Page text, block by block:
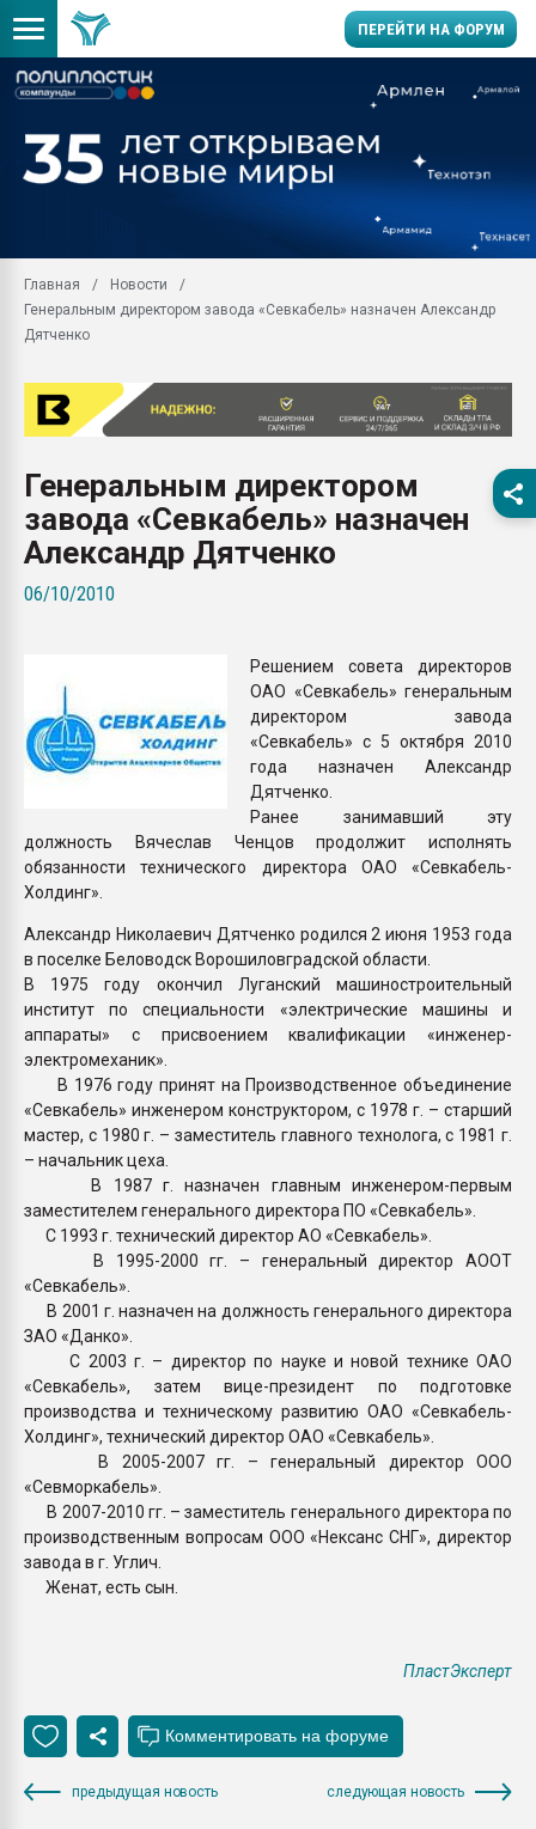
ПЕРЕЙТИ НА ФОРУМ
производство SPC
заводу пластмасс"
28.07.2026
первый план в
28.07.2026
ситуацией на
Главная
Новости
Генеральным директором завода «Севкабель» назначен Александр
Дятченко
Генеральным директором
завода «Севкабель» назначен
Александр Дятченко
06/10/2010
Решением совета директоров
ОАО «Севкабель» генеральным
директором завода
«Севкабель» с 5 октября 2010
года назначен Александр
Дятченко.
Ранее занимавший эту
должность Вячеслав Ченцов продолжит исполнять
обязанности технического директора ОАО «Севкабель-
Холдинг».
Александр Николаевич Дятченко родился 2 июня 1953 года
в поселке Беловодск Ворошиловградской области.
В 1975 году окончил Луганский машиностроительный
институт по специальности «электрические машины и
аппараты» с присвоением квалификации «инженер-
электромеханик».
В 1976 году принят на Производственное объединение
«Севкабель» инженером конструктором, с 1978 г. – старший
мастер, с 1980 г. – заместитель главного технолога, с 1981 г.
– начальник цеха.
В 1987 г. назначен главным инженером-первым
заместителем генерального директора ПО «Севкабель».
С 1993 г. технический директор АО «Севкабель».
В 1995-2000 гг. – генеральный директор АООТ
«Севкабель».
В 2001 г. назначен на должность генерального директора
ЗАО «Данко».
С 2003 г. – директор по науке и новой технике ОАО
«Севкабель», затем вице-президент по подготовке
производства и техническому развитию ОАО «Севкабель-
Холдинг», технический директор ОАО «Севкабель».
В 2005-2007 гг. – генеральный директор ООО
«Севморкабель».
В 2007-2010 гг. – заместитель генерального директора по
производственным вопросам ООО «Нексанс СНГ», директор
завода в г. Углич.
Женат, есть сын.
ПластЭксперт
предыдущая новость следующая новость